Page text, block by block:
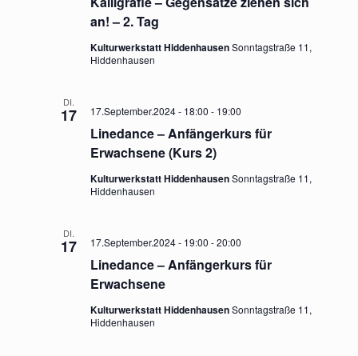
u
h
e
d
A
T
N
A
an! – 2. Tag
Kulturwerkstatt HiddenhausenSonntagstraße 11,
Hiddenhausen
DI.
17
Linedance – Anfängerkurs für
Erwachsene (Kurs 2)
17.September.2024 - 18:00 - 19:00
Kulturwerkstatt HiddenhausenSonntagstraße 11,
Hiddenhausen
DI.
17
Linedance – Anfängerkurs für
Erwachsene
17.September.2024 - 19:00 -20:00
Kulturwerkstatt HiddenhausenSonntagstraße 11,
Hiddenhausen